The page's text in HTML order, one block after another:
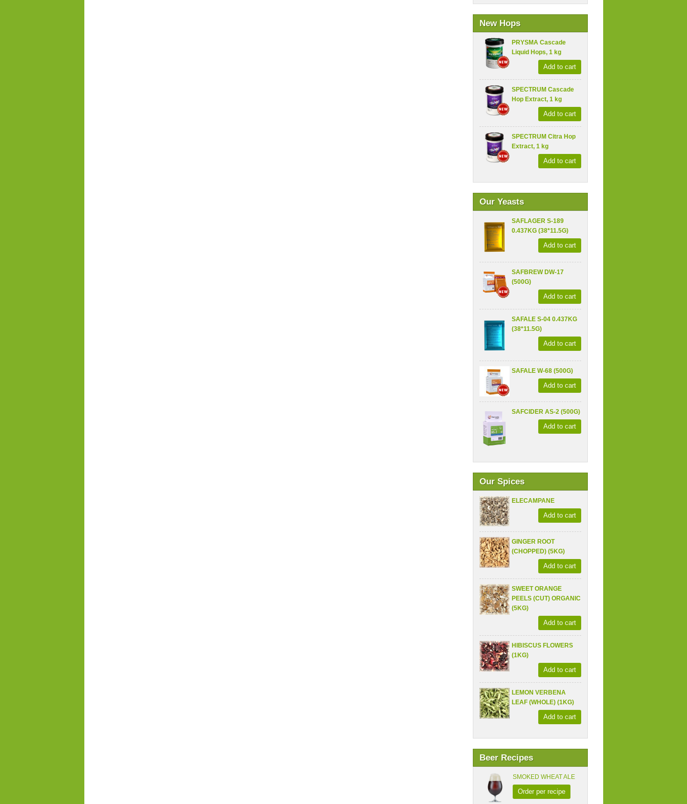
New Hops
PRYSMA Cascade
Liquid Hops, 1 kg
Add to cart
SPECTRUM Cascade
Hop Extract, 1 kg
Add to cart
SPECTRUM Citra Hop
Extract, 1 kg
Add to cart
Our Yeasts
SAFLAGER S-189
0.437KG (38*11.5G)
Add to cart
SAFBREW DW-17
(500G)
Add to cart
SAFALE S-04 0.437KG
(38*11.5G)
Add to cart
SAFALE W-68 (500G)
Add to cart
SAFCIDER AS-2 (500G)
Add to cart
Our Spices
ELECAMPANE
Add to cart
GINGER ROOT
(CHOPPED) (5KG)
Add to cart
SWEET ORANGE
PEELS (CUT) ORGANIC
(5KG)
Add to cart
HIBISCUS FLOWERS
(1KG)
Add to cart
LEMON VERBENA
LEAF (WHOLE) (1KG)
Add to cart
Beer Recipes
SMOKED WHEAT ALE
Order per recipe